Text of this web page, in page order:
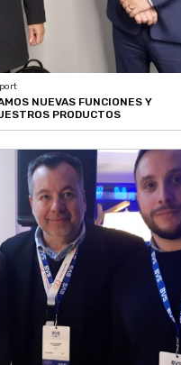
NUEVAS FUNCIONES Y
PRODUCTOS